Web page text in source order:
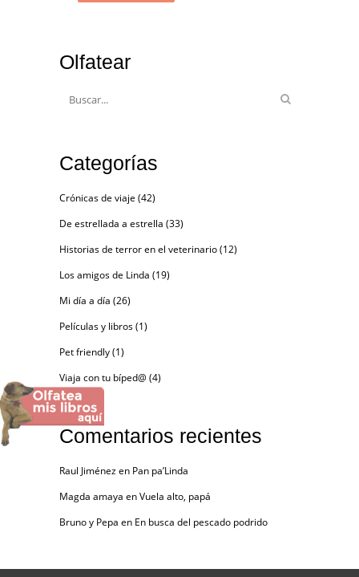
Olfatear
Categorías
Crónicas de viaje (42)
De estrellada a estrella (33)
Historias de terror en el veterinario(12)
Los amigos de Linda (19)
Mi día a día (26)
Películas y libros(1)
Pet friendly(1)
Viaja con tu bíped@ (4)
Comentarios recientes
Raul Jiménezen Pan pa’Linda
Magda amaya enVuela alto, papá
Bruno y Pepa en En busca del pescado podrido